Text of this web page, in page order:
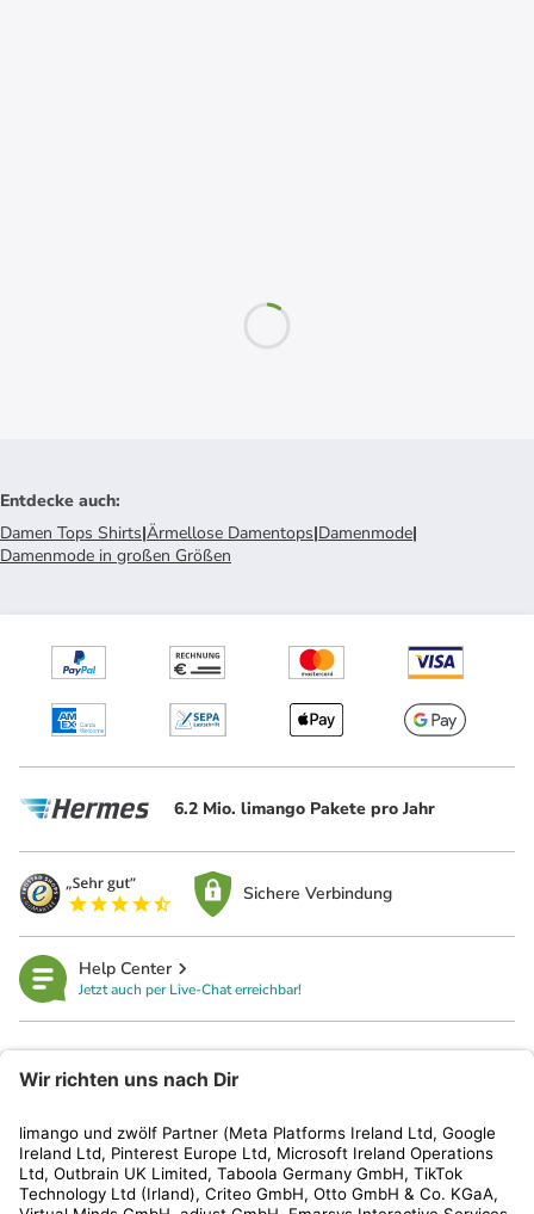
Entdecke auch:
Damen Tops Shirts|Ärmellose Damentops|Damenmode|
Damenmode in großen Größen
6.2 Mio. limango Pakete pro Jahr
Sichere Verbindung
Help Center
Jetzt auch per Live-Chat erreichbar!
Kundenservice